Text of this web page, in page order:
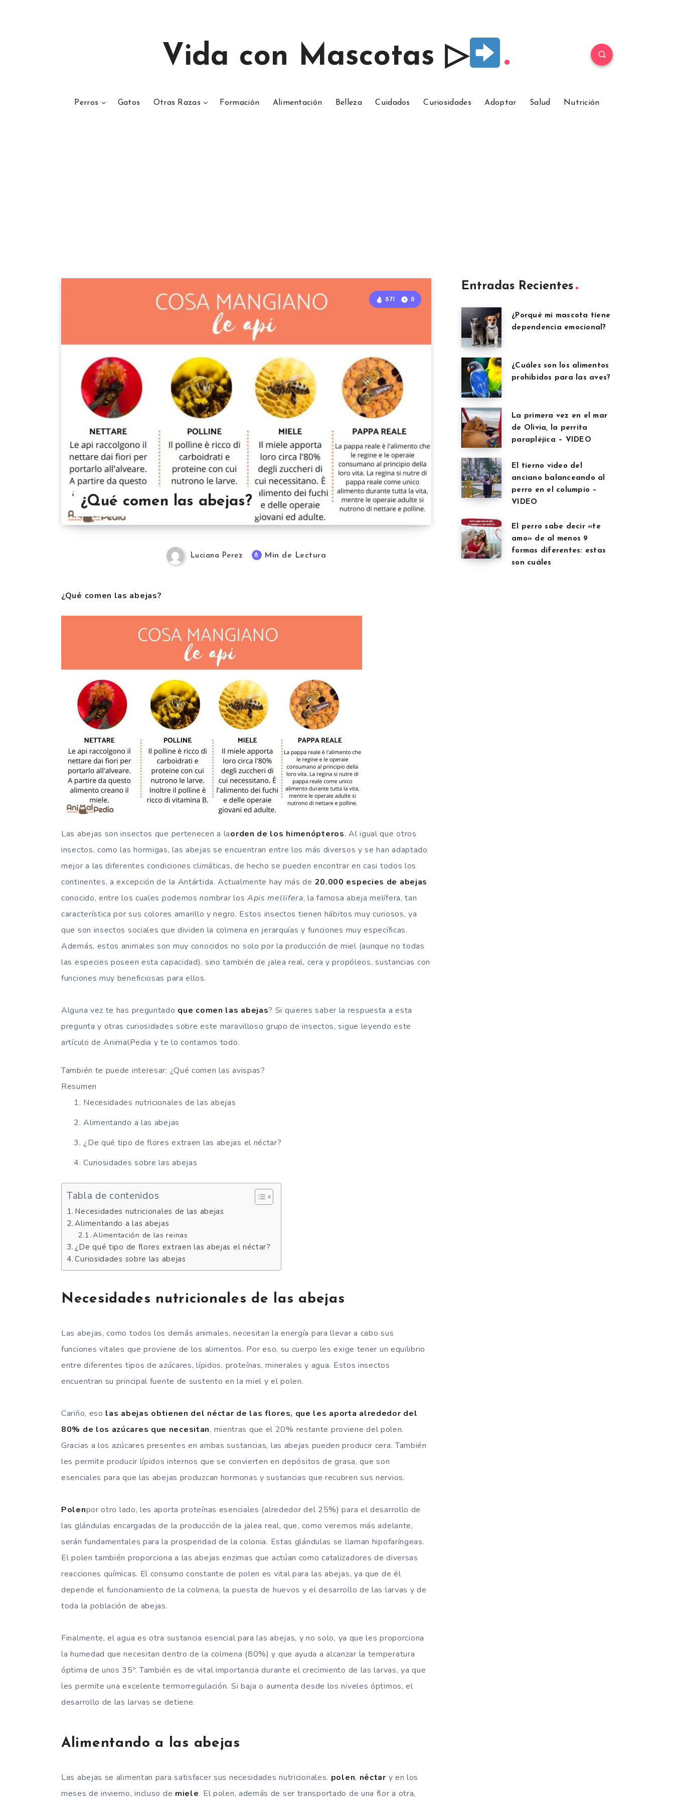
Vida con Mascotas ▷
Perros Gatos Otras Razas Formación Alimentación Belleza Cuidados Curiosidades Adoptar Salud Nutrición
¿Qué comen las abejas?
871 8
Luciana Perez 8 Min de Lectura
¿Qué comen las abejas?
Las abejas son insectos que pertenecen a laorden de los himenópteros. Al igual que otros
insectos, como las hormigas, las abejas se encuentran entre los más diversos y se han adaptado
mejor a las diferentes condiciones climáticas, de hecho se pueden encontrar en casi todos los
continentes, a excepción de la Antártida. Actualmente hay más de 20.000 especies de abejas
conocido, entre los cuales podemos nombrar los Apis mellifera, la famosa abeja melífera, tan
característica por sus colores amarillo y negro. Estos insectos tienen hábitos muy curiosos, ya
que son insectos sociales que dividen la colmena en jerarquías y funciones muy específicas.
Además, estos animales son muy conocidos no solo por la producción de miel (aunque no todas
las especies poseen esta capacidad), sino también de jalea real, cera y propóleos, sustancias con
funciones muy beneficiosas para ellos.
Alguna vez te has preguntado que comen las abejas? Si quieres saber la respuesta a esta
pregunta y otras curiosidades sobre este maravilloso grupo de insectos, sigue leyendo este
artículo de AnimalPedia y te lo contamos todo.
También te puede interesar: ¿Qué comen las avispas?
Resumen
Necesidades nutricionales de las abejas
Alimentando a las abejas
¿De qué tipo de flores extraen las abejas el néctar?
Curiosidades sobre las abejas
Tabla de contenidos
Necesidades nutricionales de las abejas
Alimentando a las abejas
Alimentación de las reinas
¿De qué tipo de flores extraen las abejas el néctar?
Curiosidades sobre las abejas
Necesidades nutricionales de las abejas
Las abejas, como todos los demás animales, necesitan la energía para llevar a cabo sus
funciones vitales que proviene de los alimentos. Por eso, su cuerpo les exige tener un equilibrio
entre diferentes tipos de azúcares, lípidos, proteínas, minerales y agua. Estos insectos
encuentran su principal fuente de sustento en la miel y el polen.
Cariño, eso las abejas obtienen del néctar de las flores, que les aporta alrededor del
80% de los azúcares que necesitan, mientras que el 20% restante proviene del polen.
Gracias a los azúcares presentes en ambas sustancias, las abejas pueden producir cera. También
les permite producir lípidos internos que se convierten en depósitos de grasa, que son
esenciales para que las abejas produzcan hormonas y sustancias que recubren sus nervios.
Polenpor otro lado, les aporta proteínas esenciales (alrededor del 25%) para el desarrollo de
las glándulas encargadas de la producción de la jalea real, que, como veremos más adelante,
serán fundamentales para la prosperidad de la colonia. Estas glándulas se llaman hipofaríngeas.
El polen también proporciona a las abejas enzimas que actúan como catalizadores de diversas
reacciones químicas. El consumo constante de polen es vital para las abejas, ya que de él
depende el funcionamiento de la colmena, la puesta de huevos y el desarrollo de las larvas y de
toda la población de abejas.
Finalmente, el agua es otra sustancia esencial para las abejas, y no solo, ya que les proporciona
la humedad que necesitan dentro de la colmena (80%) y que ayuda a alcanzar la temperatura
óptima de unos 35º. También es de vital importancia durante el crecimiento de las larvas, ya que
les permite una excelente termorregulación. Si baja o aumenta desde los niveles óptimos, el
desarrollo de las larvas se detiene.
Alimentando a las abejas
Las abejas se alimentan para satisfacer sus necesidades nutricionales. polen, néctar y en los
meses de invierno, incluso de miele. El polen, además de ser transportado de una flor a otra,
Entradas Recientes
¿Porqué mi mascota tiene
dependencia emocional?
¿Cuáles son los alimentos
prohibidos para las aves?
La primera vez en el mar
de Olivia, la perrita
parapléjica – VIDEO
El tierno video del
anciano balanceando al
perro en el columpio –
VIDEO
El perro sabe decir «te
amo» de al menos 9
formas diferentes: estas
son cuáles